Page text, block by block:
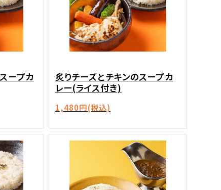
ープカ
炙りチーズとチキンのスープカ
レー(ライス付き)
1,480円(税込)